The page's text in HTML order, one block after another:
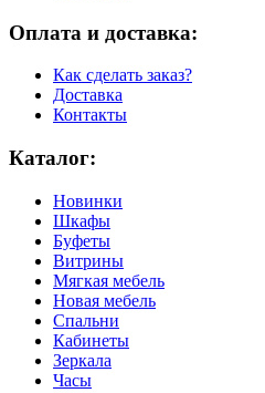
Оплата и доставка:
Как сделать заказ?
Доставка
Контакты
Каталог:
Новинки
Шкафы
Буфеты
Витрины
Мягкая мебель
Новая мебель
Спальни
Кабинеты
Зеркала
Часы